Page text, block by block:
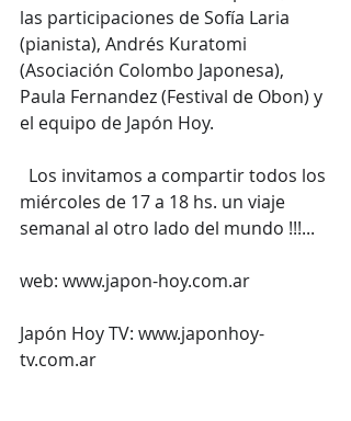
las participaciones de Sofía Laria
(pianista), Andrés Kuratomi
(Asociación Colombo Japonesa),
Paula Fernandez (Festival de Obon) y
el equipo de Japón Hoy.
miércoles de 17 a 18 hs. un viaje
semanal al otro lado del mundo !!!...
web: www.japon-hoy.com.ar
Japón Hoy TV: www.japonhoy-
tv.com.ar